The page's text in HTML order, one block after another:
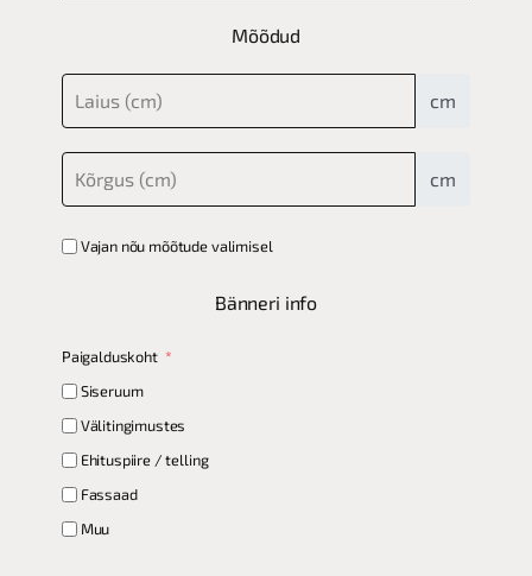
Mõõdud
cm
cm
Vajan nõu mõõtude valimisel
Bänneri info
Paigalduskoht
Siseruum
Välitingimustes
Ehituspiire / telling
Fassaad
Muu